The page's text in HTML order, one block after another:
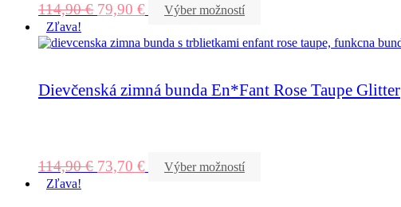
114,90€ 79,90 €
Výber možností
Zľava!
Dievčenská zimná bunda En*Fant Rose Taupe Glitter
114,90€ 73,70 €
Výber možností
Zľava!